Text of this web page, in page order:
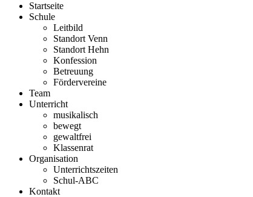
Startseite
Schule
Leitbild
Standort Venn
Standort Hehn
Konfession
Betreuung
Fördervereine
Team
Unterricht
musikalisch
bewegt
gewaltfrei
Klassenrat
Organisation
Unterrichtszeiten
Schul-ABC
Kontakt